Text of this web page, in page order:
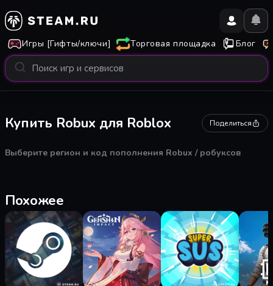
Игры [Гифты/ключи] Торговая площадка Блог
Купить Robux для Roblox Поделиться
Выберите регион и код пополнения Robux / робуксов
Похожее